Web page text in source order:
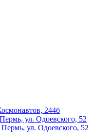
244б
ул. Одоевского, 52
ул. Одоевского, 52